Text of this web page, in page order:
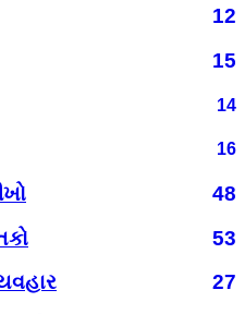
12
15
14
16
48
53
27